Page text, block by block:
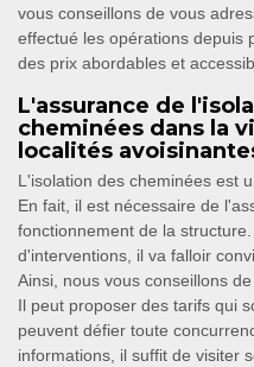
vous conseillons de vous
effectué les opérations depuis
des prix abordables et
L'assurance de
cheminées dans la
localités
L'isolation des cheminées est
En fait, il est nécessaire de
fonctionnement de la
d'interventions, il va falloir
Ainsi, nous vous conseillons
Il peut proposer des tarifs qui
peuvent défier toute
informations, il suffit de visiter